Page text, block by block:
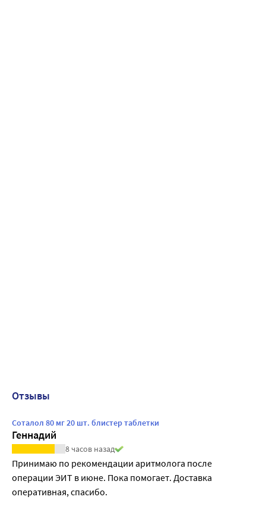
Отзывы
Соталол 80 мг 20 шт. блистер таблетки
Геннадий
8 часов назад
Принимаю по рекомендации аритмолога после
операции ЭИТ в июне. Пока помогает. Доставка
оперативная, спасибо.